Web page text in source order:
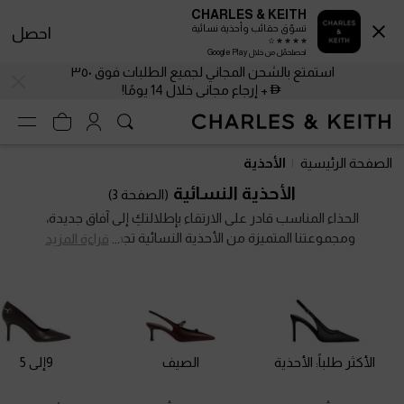
استمتع بالشحن المجاني لجميع الطلبات فوق ٣٥٠
+ إرجاع مجاني خلال 14 يومًا!
استمتع بالشحن المجاني لجميع الطلبات فوق ٣٥٠
+ إرجاع مجاني خلال 14 يومًا!
الصفحة الرئيسية
الأحذية
الأحذية النسائية (الصفحة 3)
الحذاء المناسب قادر على الارتقاء بإطلالتكِ إلى آفاق جديدة،
ومجموعتنا المتميزة من الأحذية النسائية تجمع بين الأناقة
والكعوب الرفيعة الأنيقة، وسيور الكاحل الأنثوية، والزخارف
البارزة ذات الحلقات المعدنية. أحذيتنا المريحة سترافقكِ
بجمال متجدد في كل موسم وكل إطلالة.
قراءة المزيد
الأكثر طلباً: الأحذية الصيف 9إلى 5
CHARLES & KEITH
تسوّق حقائب وأحذية نسائية
احصلحمّل من خلال Google Play
احصل